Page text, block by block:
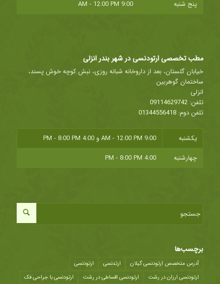
پنج شنبه 9:00 AM - 12:00 PM
مطب تخصصی ارتودنسی در شهر بندر انزلی
خیابان گلستان، بعد از داروخانه شبانه روزی، نبش کوچه خوش پسند،
ساختمان گوهربین
انزلی
تلفن: 09114629742
تلفن دوم: 01344556418
یکشنبه 9:00 AM - 12:00 PM و 4:00 PM - 8:00 PM
چهارشنبه
4:00 PM - 8:00 PM
برچسب‌ها
آدرس متخصص ارتودنسی گیلان ارتدنسی
ارتودنسی
ارتودنسی ارزان در رشت
ارتودنسی اقساطی در رشت
ارتودنسی با جراحی فک